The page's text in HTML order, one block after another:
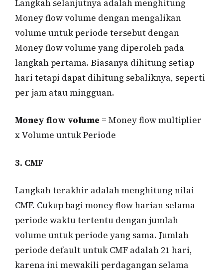
Langkah selanjutnya adalah menghitung
Money flow volume dengan mengalikan
volume untuk periode tersebut dengan
Money flow volume yang diperoleh pada
langkah pertama. Biasanya dihitung setiap
hari tetapi dapat dihitung sebaliknya, seperti
per jam atau mingguan.
Money flow volume = Money flow multiplier
x Volume untuk Periode
3. CMF
Langkah terakhir adalah menghitung nilai
CMF. Cukup bagi money flow harian selama
periode waktu tertentu dengan jumlah
volume untuk periode yang sama. Jumlah
periode default untuk CMF adalah 21 hari,
karena ini mewakili perdagangan selama